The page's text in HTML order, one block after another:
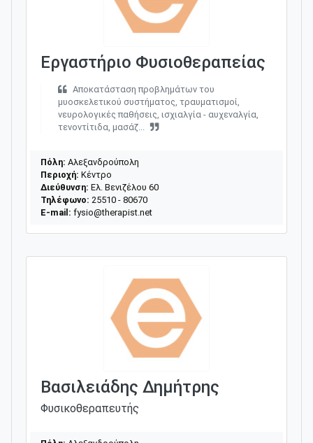
Εργαστήριο Φυσιοθεραπείας
Αποκατάσταση προβλημάτων του
μυοσκελετικού συστήματος, τραυματισμοί,
νευρολογικές παθήσεις, ισχιαλγία - αυχεναλγία,
τενοντίτιδα, μασάζ...
Πόλη: Αλεξανδρούπολη
Περιοχή: Κέντρο
Διεύθυνση: Ελ. Βενιζέλου 60
Τηλέφωνο: 25510 - 80670
E-mail: fysio@therapist.net
Βασιλειάδης Δημήτρης
Φυσικοθεραπευτής